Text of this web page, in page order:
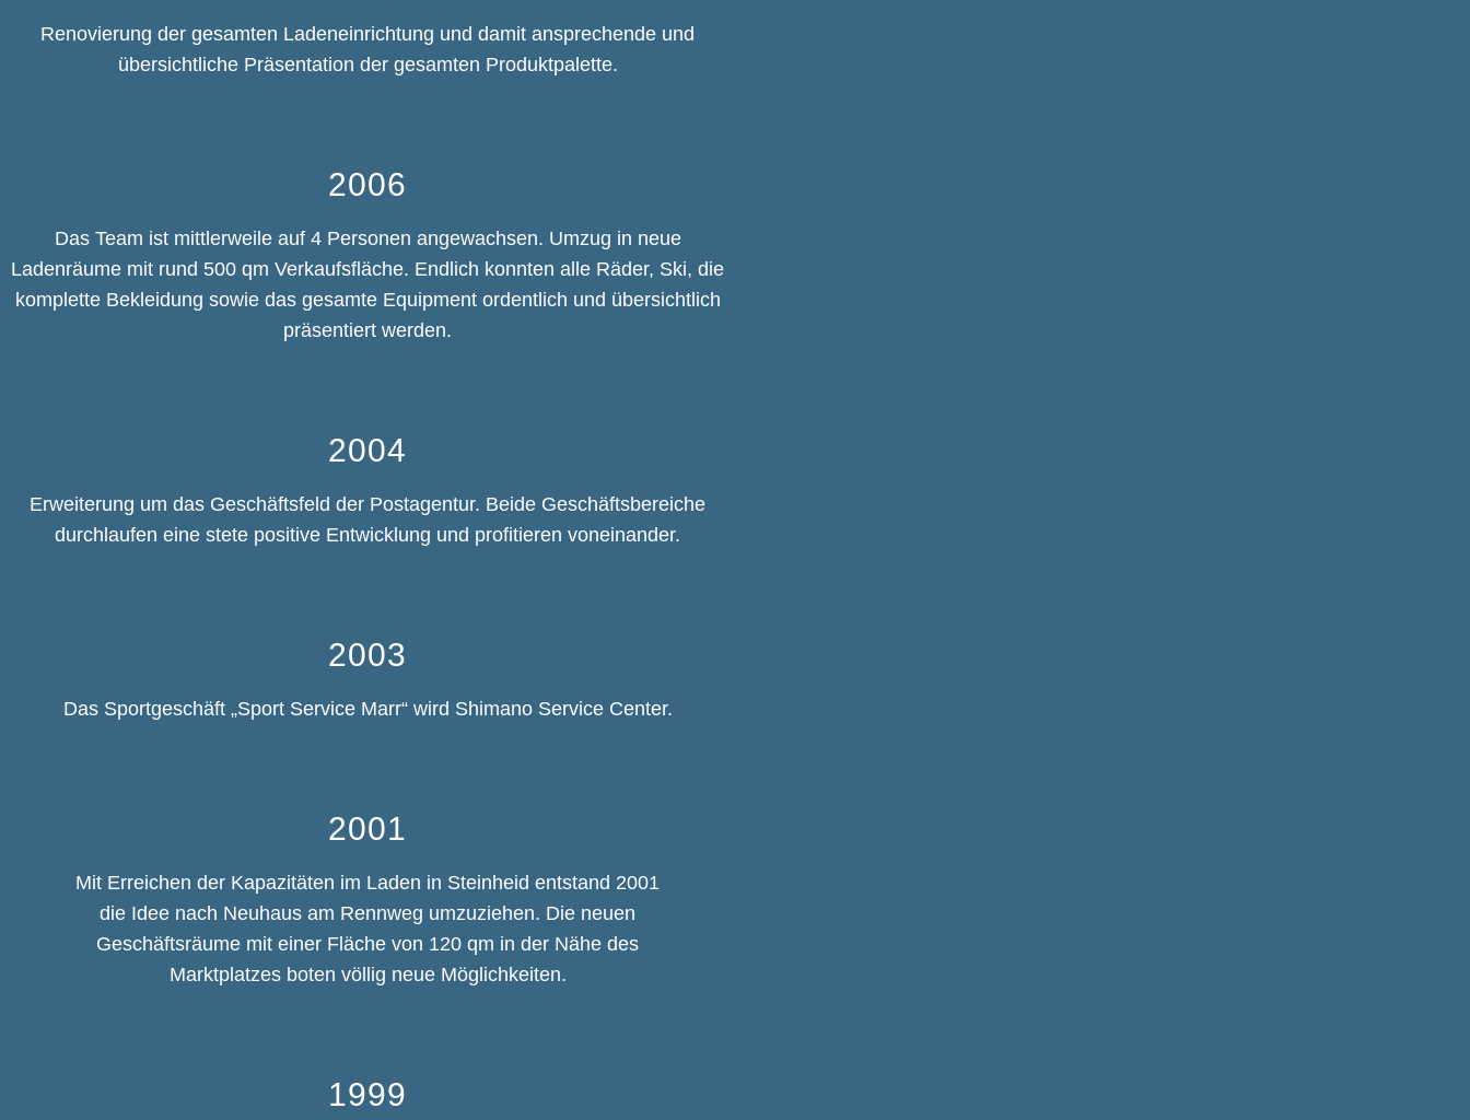
Renovierung der gesamten Ladeneinrichtung und damit ansprechende und
übersichtliche Präsentation der gesamten Produktpalette.
2006
Das Team ist mittlerweile auf 4 Personen angewachsen. Umzug in neue
Ladenräume mit rund 500 qm Verkaufsfläche. Endlich konnten alle Räder, Ski, die
komplette Bekleidung sowie das gesamte Equipment ordentlich und übersichtlich
präsentiert werden.
2004
Erweiterung um das Geschäftsfeld der Postagentur. Beide Geschäftsbereiche
durchlaufen eine stete positive Entwicklung und profitieren voneinander.
2003
Das Sportgeschäft „Sport Service Marr“ wird Shimano Service Center.
2001
Mit Erreichen der Kapazitäten im Laden in Steinheid entstand 2001
die Idee nach Neuhaus am Rennweg umzuziehen. Die neuen
Geschäftsräume mit einer Fläche von 120 qm in der Nähe des
Marktplatzes boten völlig neue Möglichkeiten.
1999